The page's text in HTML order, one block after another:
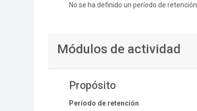
No se ha definido un período de retención
Módulos de actividad
Propósito
Período de retención